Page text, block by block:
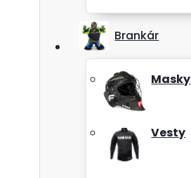
Brankár
Masky
Vesty